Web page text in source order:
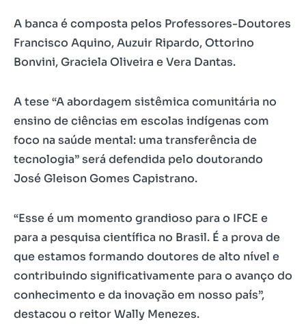
A banca é composta pelos Professores-Doutores
Francisco Aquino, Auzuir Ripardo, Ottorino
Bonvini, Graciela Oliveira e Vera Dantas.
A tese “A abordagem sistêmica comunitária no
ensino de ciências em escolas indígenas com
foco na saúde mental: uma transferência de
tecnologia” será defendida pelo doutorando
José Gleison Gomes Capistrano.
“Esse é um momento grandioso para o IFCE e
para a pesquisa científica no Brasil. É a prova de
que estamos formando doutores de alto nível e
contribuindo significativamente para o avanço do
conhecimento e da inovação em nosso país”,
destacou o reitor Wally Menezes.